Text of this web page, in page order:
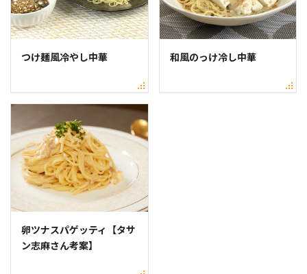
つけ麺風冷やし中華 和風のっけ冷し中華
卵ツナスパゲッティ【タサ
ン志麻さん考案】